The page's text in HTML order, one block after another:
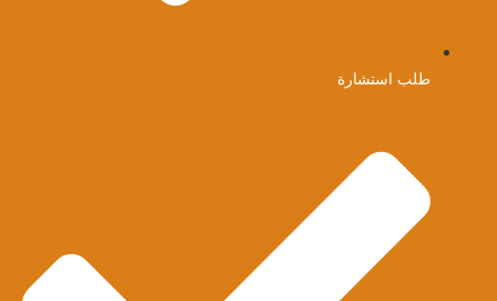
طلب استشارة